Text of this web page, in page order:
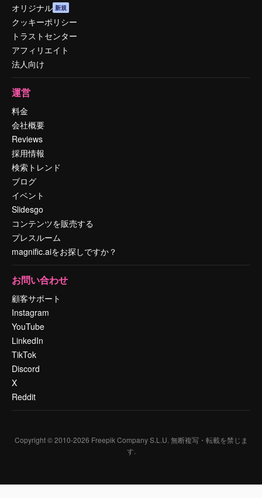
オリジナル 新規
クッキーポリシー
トラストセンター
アフィリエイト
法人向け
運営
料金
会社概要
Reviews
採用情報
検索トレンド
ブログ
イベント
Slidesgo
コンテンツを販売する
プレスルーム
magnific.aiをお探しですか？
お問い合わせ
顧客サポート
Instagram
YouTube
LinkedIn
TikTok
Discord
X
Reddit
Copyright © 2010-2026 Freepik Company S.L.U. 無断複写・転載を禁じま
す.